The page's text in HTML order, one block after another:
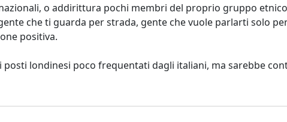
o addirittura pochi membri del proprio gruppo
che ti guarda per strada, gente che vuole parlarti solo
positiva.
londinesi poco frequentati dagli italiani, ma sarebbe